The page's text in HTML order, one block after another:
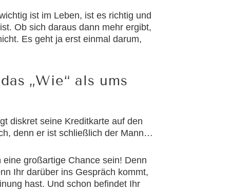
ist im Leben, ist es richtig und
Ob sich daraus dann mehr ergibt,
Es geht ja erst einmal darum,
„Wie“ als ums
diskret seine Kreditkarte auf den
denn er ist schließlich der Mann…
großartige Chance sein! Denn
Ihr darüber ins Gespräch kommt,
hast. Und schon befindet Ihr